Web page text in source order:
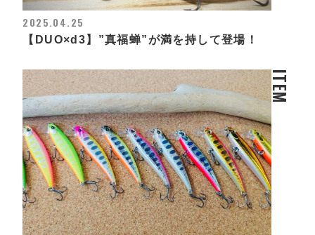
2025.04.25
【DUO×d3】”真福蝉”が満を持して登場！
ITEM